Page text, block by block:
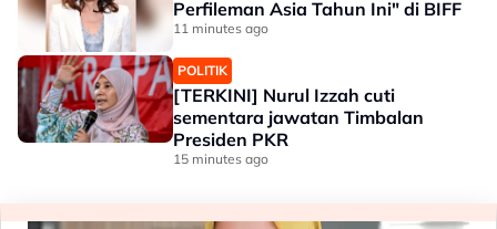
Perfileman Asia Tahun Ini" di BIFF
11 minutes ago
POLITIK
[TERKINI] Nurul Izzah cuti
sementara jawatan Timbalan
Presiden PKR
15 minutes ago